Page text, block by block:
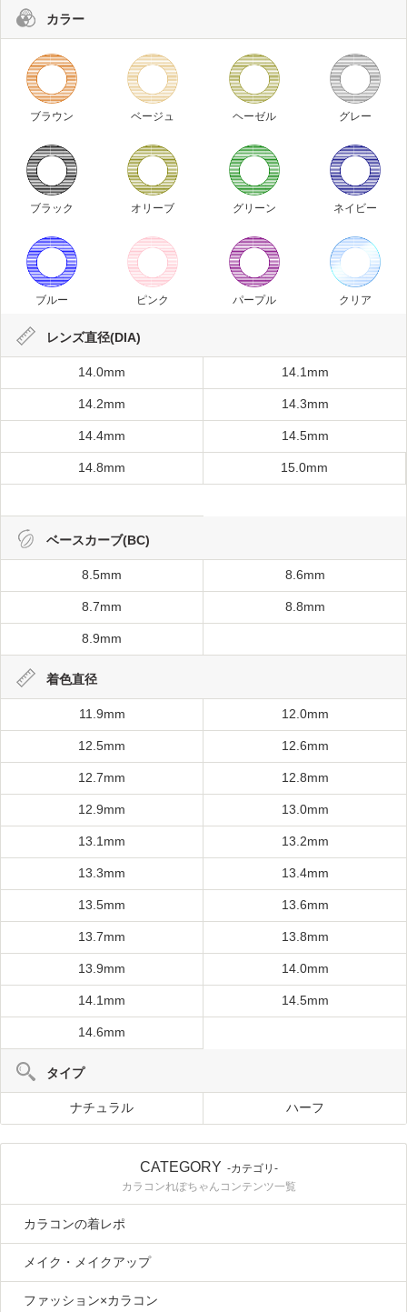
カラー
ブラウン ベージュ ヘーゼル グレー
ブラック オリーブ グリーン ネイビー
ブルー ピンク パープル クリア
レンズ直径(DIA)
14.0mm 14.1mm
14.2mm 14.3mm
14.4mm 14.5mm
14.8mm 15.0mm
ベースカーブ(BC)
8.5mm 8.6mm
8.7mm 8.8mm
8.9mm
着色直径
11.9mm 12.0mm
12.5mm 12.6mm
12.7mm 12.8mm
12.9mm 13.0mm
13.1mm 13.2mm
13.3mm 13.4mm
13.5mm 13.6mm
13.7mm 13.8mm
13.9mm 14.0mm
14.1mm 14.5mm
14.6mm
タイプ
ナチュラル ハーフ
CATEGORY -カテゴリ-
カラコンれぽちゃんコンテンツ一覧
カラコンの着レポ
メイク・メイクアップ
ファッション×カラコン